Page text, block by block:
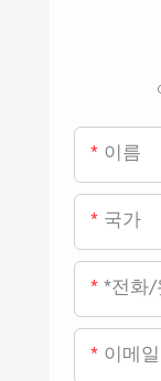
이름
국가
*전화/
이메일